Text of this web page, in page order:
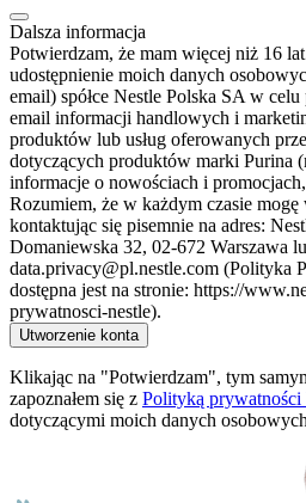
Dalsza informacja
Potwierdzam, że mam więcej niż 16
udostępnienie moich danych
email) spółce Nestle Polska SA w celu
email informacji handlowych i
produktów lub usług oferowanych
dotyczących produktów marki Purina
informacje o nowościach i
Rozumiem, że w każdym czasie
kontaktując się pisemnie na adres:
Domaniewska 32, 02-672 Warszawa
data.privacy@pl.nestle.com (Polityka
dostępna jest na stronie: https://
prywatnosci-nestle).
Utworzenie konta
Klikając na "Potwierdzam", tym
zapoznałem się z Polityką prywatności
dotyczącymi moich danych